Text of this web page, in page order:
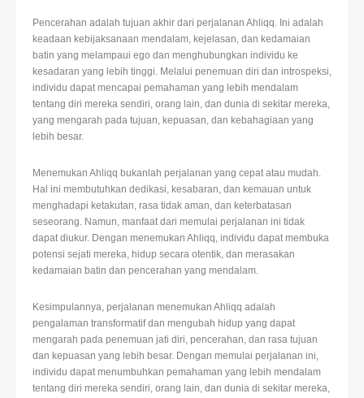
Pencerahan adalah tujuan akhir dari perjalanan Ahliqq. Ini adalah
keadaan kebijaksanaan mendalam, kejelasan, dan kedamaian
batin yang melampaui ego dan menghubungkan individu ke
kesadaran yang lebih tinggi. Melalui penemuan diri dan introspeksi,
individu dapat mencapai pemahaman yang lebih mendalam
tentang diri mereka sendiri, orang lain, dan dunia di sekitar mereka,
yang mengarah pada tujuan, kepuasan, dan kebahagiaan yang
lebih besar.
Menemukan Ahliqq bukanlah perjalanan yang cepat atau mudah.
Hal ini membutuhkan dedikasi, kesabaran, dan kemauan untuk
menghadapi ketakutan, rasa tidak aman, dan keterbatasan
seseorang. Namun, manfaat dari memulai perjalanan ini tidak
dapat diukur. Dengan menemukan Ahliqq, individu dapat membuka
potensi sejati mereka, hidup secara otentik, dan merasakan
kedamaian batin dan pencerahan yang mendalam.
Kesimpulannya, perjalanan menemukan Ahliqq adalah
pengalaman transformatif dan mengubah hidup yang dapat
mengarah pada penemuan jati diri, pencerahan, dan rasa tujuan
dan kepuasan yang lebih besar. Dengan memulai perjalanan ini,
individu dapat menumbuhkan pemahaman yang lebih mendalam
tentang diri mereka sendiri, orang lain, dan dunia di sekitar mereka,